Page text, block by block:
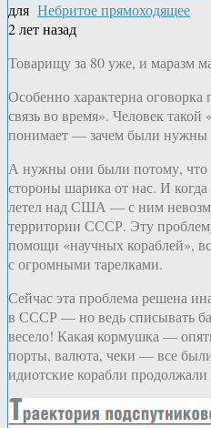
для Небритое прямоходящее
2 лет назад
Товарищу за 80 уже, и маразм
Особенно характерна
связь во время». Человек
понимает — зачем были нужны
А нужны они были потому, что
стороны шарика от нас. И
летел над США — с ним
территории СССР. Эту
помощи «научных кораблей»,
с огромными тарелками.
Сейчас эта проблема решена
в СССР — но ведь списывать
весело! Какая кормушка —
порты, валюта, чеки — все
идиотские корабли продолжали